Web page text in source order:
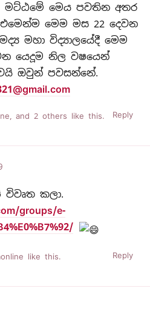
මට්ඨමේ මෙය පවතින අතර
මෙම මස 22 දෙවන
මහා විද්‍යාලයේදී මෙම
යෙදූම නිල වෂයෙන්
ඔවුන් පවසන්නේ.
Reply
, and 2 others like this.
කලා.
groups/e-
Reply
like this.